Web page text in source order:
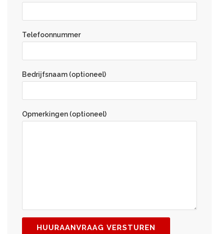
Telefoonnummer
Bedrijfsnaam (optioneel)
Opmerkingen (optioneel)